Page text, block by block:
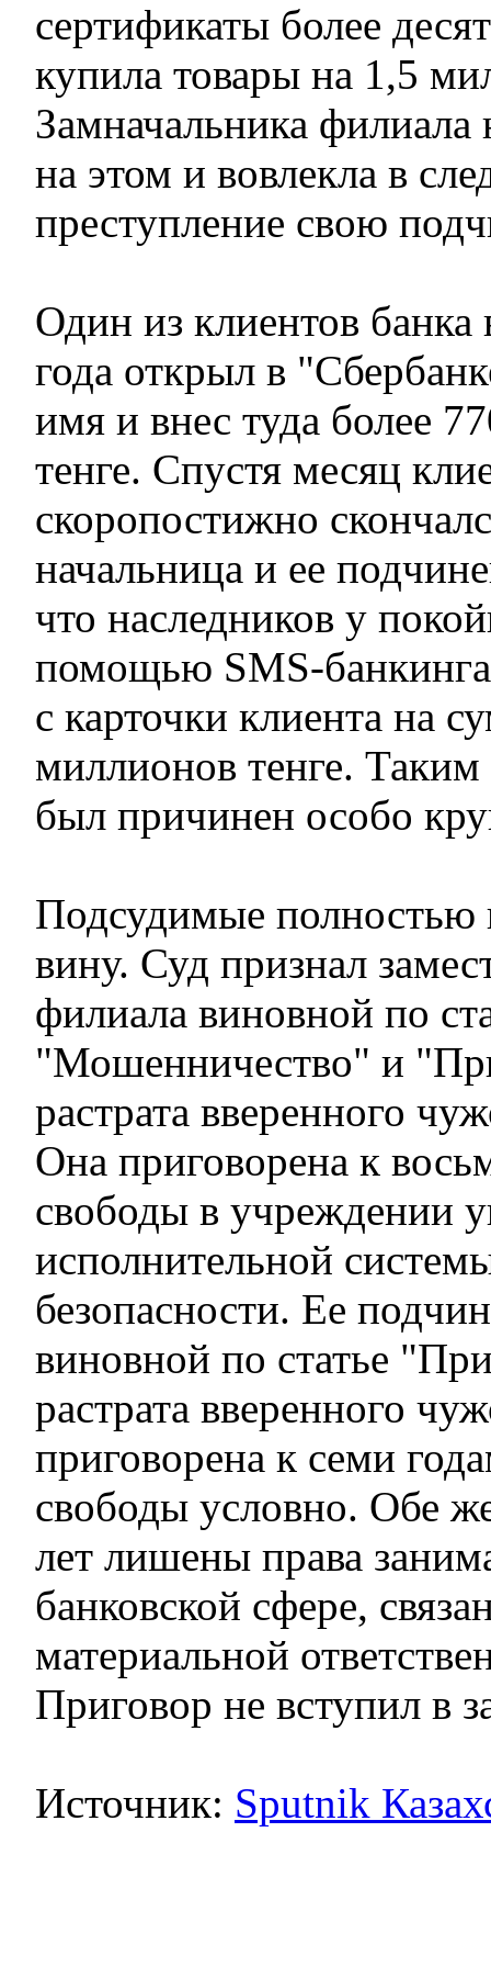
сертификаты более
купила товары на 1,5
Замначальника филиала
на этом и вовлекла в
преступление свою
Один из клиентов
года открыл в
имя и внес туда более
тенге. Спустя месяц
скоропостижно
начальница и ее
что наследников у
помощью SMS-
с карточки клиента на
миллионов тенге.
был причинен особо
Подсудимые полностью
вину. Суд признал
филиала виновной по
"Мошенничество" и
растрата вверенного
Она приговорена к
свободы в учреждении
исполнительной
безопасности. Ее
виновной по статье
растрата вверенного
приговорена к семи
свободы условно. Обе
лет лишены права
банковской сфере,
материальной
Приговор не вступил в
Источник: Sputnik